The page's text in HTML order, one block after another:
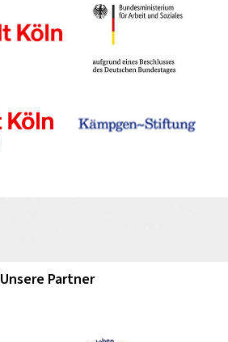
Unsere Partner